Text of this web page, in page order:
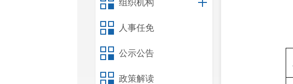
组织机构
人事任免
公示公告
政策解读